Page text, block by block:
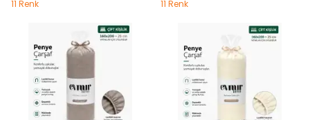
11 Renk 11 Renk